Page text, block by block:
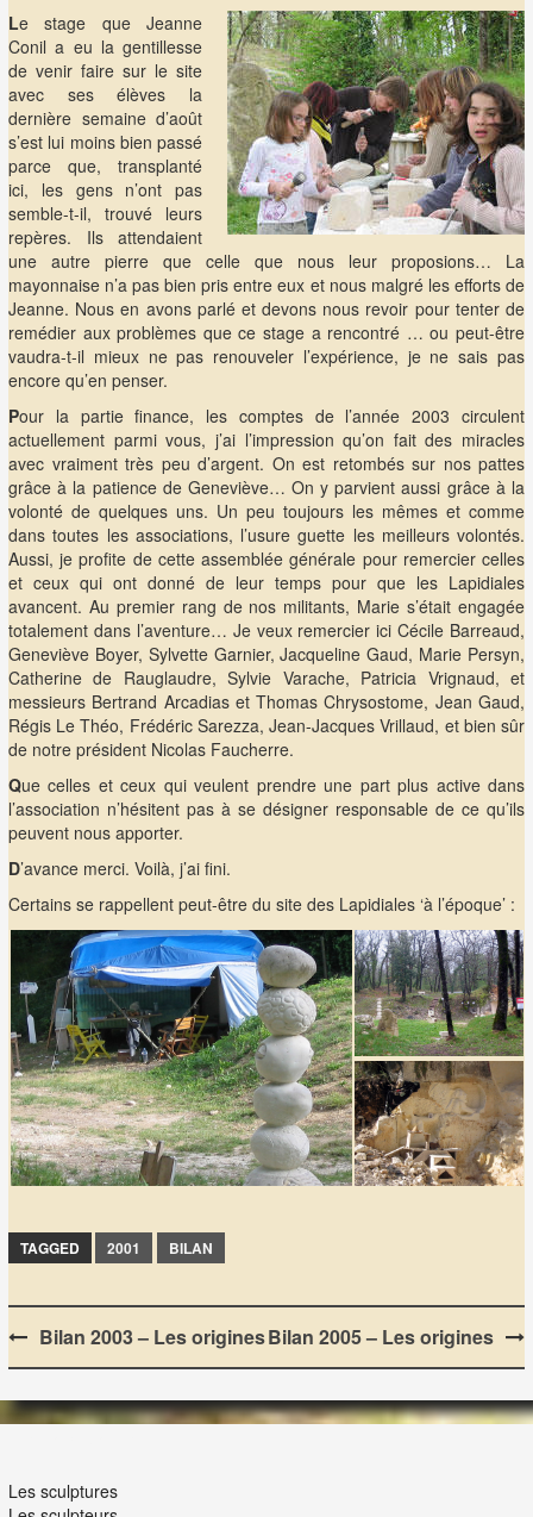
Le stage que Jeanne
Conil a eu la gentillesse
de venir faire sur le site
avec ses élèves la
dernière semaine d’août
s’est lui moins bien passé
parce que, transplanté
ici, les gens n’ont pas
semble-t-il, trouvé leurs
repères. Ils attendaient
une autre pierre que celle que nous leur proposions… La
mayonnaise n’a pas bien pris entre eux et nous malgré les efforts de
Jeanne. Nous en avons parlé et devons nous revoir pour tenter de
remédier aux problèmes que ce stage a rencontré … ou peut-être
vaudra-t-il mieux ne pas renouveler l’expérience, je ne sais pas
encore qu’en penser.
Pour la partie finance, les comptes de l’année 2003 circulent
actuellement parmi vous, j’ai l’impression qu’on fait des miracles
avec vraiment très peu d’argent. On est retombés sur nos pattes
grâce à la patience de Geneviève… On y parvient aussi grâce à la
volonté de quelques uns. Un peu toujours les mêmes et comme
dans toutes les associations, l’usure guette les meilleurs volontés.
Aussi, je profite de cette assemblée générale pour remercier celles
et ceux qui ont donné de leur temps pour que les Lapidiales
avancent. Au premier rang de nos militants, Marie s’était engagée
totalement dans l’aventure… Je veux remercier ici Cécile Barreaud,
Geneviève Boyer, Sylvette Garnier, Jacqueline Gaud, Marie Persyn,
Catherine de Rauglaudre, Sylvie Varache, Patricia Vrignaud, et
messieurs Bertrand Arcadias et Thomas Chrysostome, Jean Gaud,
Régis Le Théo, Frédéric Sarezza, Jean-Jacques Vrillaud, et bien sûr
de notre président Nicolas Faucherre.
Que celles et ceux qui veulent prendre une part plus active dans
l’association n’hésitent pas à se désigner responsable de ce qu’ils
peuvent nous apporter.
D’avance merci. Voilà, j’ai fini.
Certains se rappellent peut-être du site des Lapidiales ‘à l’époque’ :
TAGGED 2001 BILAN
Post
navigation
Bilan 2003 – Les originesBilan 2005 – Les origines
Les sculptures